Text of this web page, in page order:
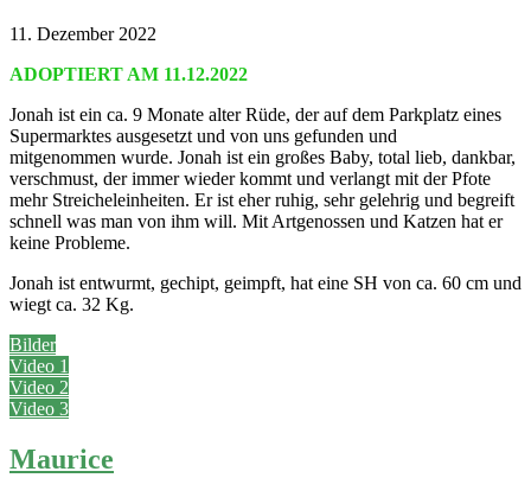
11. Dezember 2022
ADOPTIERT AM 11.12.2022
Jonah ist ein ca. 9 Monate alter Rüde, der auf dem Parkplatz eines
Supermarktes ausgesetzt und von uns gefunden und
mitgenommen wurde. Jonah ist ein großes Baby, total lieb, dankbar,
verschmust, der immer wieder kommt und verlangt mit der Pfote
mehr Streicheleinheiten. Er ist eher ruhig, sehr gelehrig und begreift
schnell was man von ihm will. Mit Artgenossen und Katzen hat er
keine Probleme.
Jonah ist entwurmt, gechipt, geimpft, hat eine SH von ca. 60 cm und
wiegt ca. 32 Kg.
Bilder
Video 1
Video 2
Video 3
Maurice